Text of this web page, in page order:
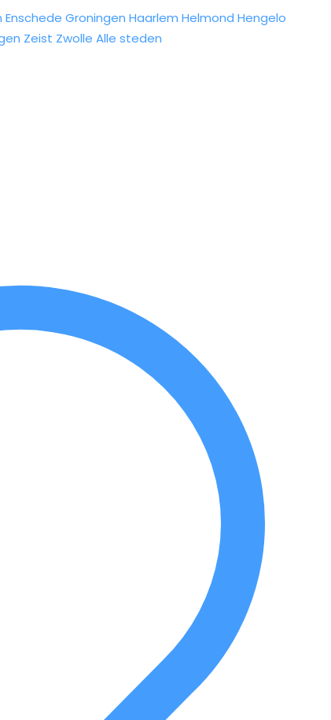
Enschede Groningen Haarlem Helmond Hengelo
Zeist Zwolle Alle steden